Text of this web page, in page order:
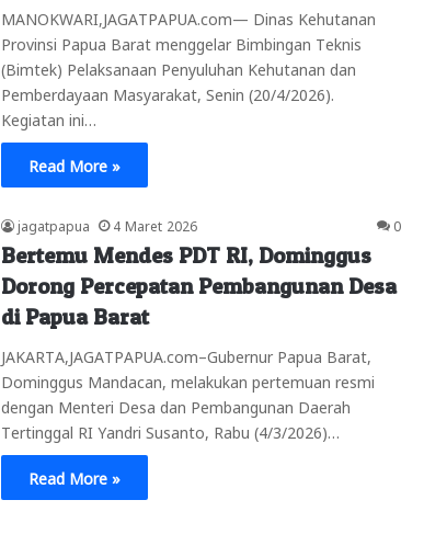
MANOKWARI,JAGATPAPUA.com— Dinas Kehutanan
Provinsi Papua Barat menggelar Bimbingan Teknis
(Bimtek) Pelaksanaan Penyuluhan Kehutanan dan
Pemberdayaan Masyarakat, Senin (20/4/2026).
Kegiatan ini…
Read More »
jagatpapua 4 Maret 2026 0
Bertemu Mendes PDT RI, Dominggus
Dorong Percepatan Pembangunan Desa
di Papua Barat
JAKARTA,JAGATPAPUA.com–Gubernur Papua Barat,
Dominggus Mandacan, melakukan pertemuan resmi
dengan Menteri Desa dan Pembangunan Daerah
Tertinggal RI Yandri Susanto, Rabu (4/3/2026)…
Read More »